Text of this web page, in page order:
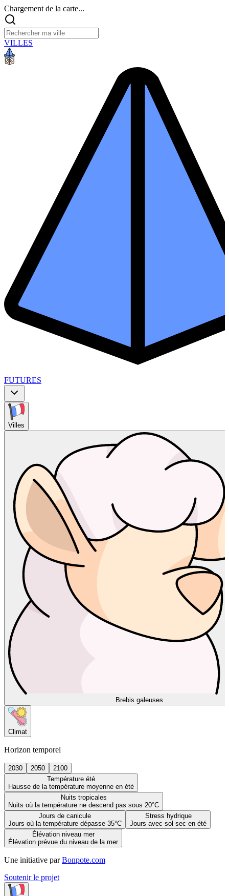
Chargement de la carte...
VILLES
FUTURES
Villes
Brebis galeuses
Climat
Horizon temporel
2030 2050
2100
Température été
Hausse de la température moyenne en été
Nuits tropicales
Nuits où la température ne descend pas sous 20°C
Jours de canicule
Jours où la température dépasse 35°C
Stress hydrique
Jours avec sol sec en été
Élévation niveau mer
Élévation prévue du niveau de la mer
Une initiative par Bonpote.com
Soutenir le projet